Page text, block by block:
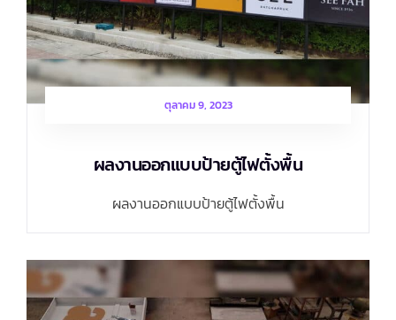
ตุลาคม 9, 2023
ผลงานออกแบบป้ายตู้ไฟตั้งพื้น
ผลงานออกแบบป้ายตู้ไฟตั้งพื้น